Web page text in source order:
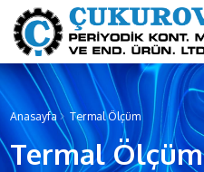
Anasayfa Termal Ölçüm
Termal Ölçüm